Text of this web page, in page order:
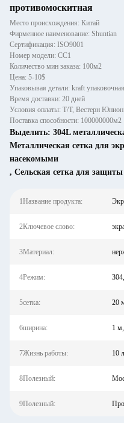
противомоскитная
Место происхождения: Китай
Фирменное наименование: Shuntian
Сертификация: ISO9001
Номер модели: СС1
Количество мин заказа: 100м2
Цена: 5-10$
Упаковывая детали: kraft
Время доставки: 20 дней
Условия оплаты: Т/Т, Вестерн Юнион
Поставка способности: 100000000м2
Выделить: 304L
Металлическая сетка для
насекомыми
, Сельская сетка для
1Название продукта:
2Ключевое слово:
3Материал:
4Режим:
5сетка: 20
6ширина: 1
7Жизнь работы: 10
8Полезный:
9Полезный: